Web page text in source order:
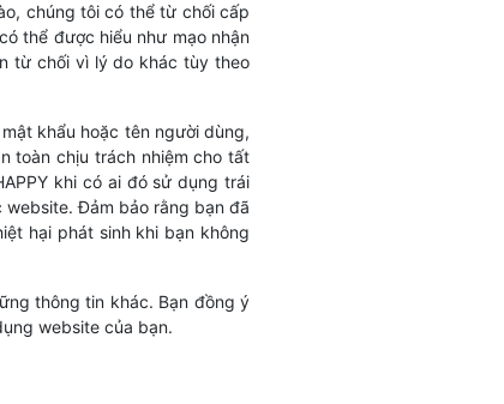
chúng tôi có thể từ chối cấp
thể được hiểu như mạo nhận
từ chối vì lý do khác tùy theo
khẩu hoặc tên người dùng,
toàn chịu trách nhiệm cho tất
khi có ai đó sử dụng trái
Đảm bảo rằng bạn đã
hại phát sinh khi bạn không
thông tin khác. Bạn đồng ý
website của bạn.